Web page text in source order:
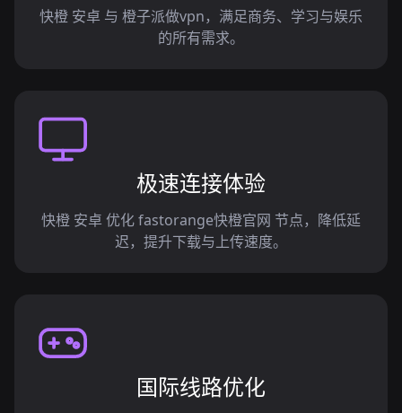
快橙 安卓 与 橙子派做vpn，满足商务、学习与娱乐
的所有需求。
极速连接体验
快橙 安卓 优化 fastorange快橙官网 节点，降低延
迟，提升下载与上传速度。
国际线路优化